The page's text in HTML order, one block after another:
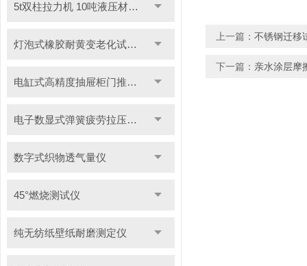
5t双柱拉力机 10吨液压材料拉力试验机
灯泡式橡胶耐黄变老化试验机
电缸式高精度抽屉柜门推拉试验机
电子数显式弹簧疲劳拉压试验机
数字式织物透气量仪
45°燃烧测试仪
纯无纺纸壁纸耐磨测定仪
上一篇： 不锈钢迁移
下一篇： 亲水涂层摩